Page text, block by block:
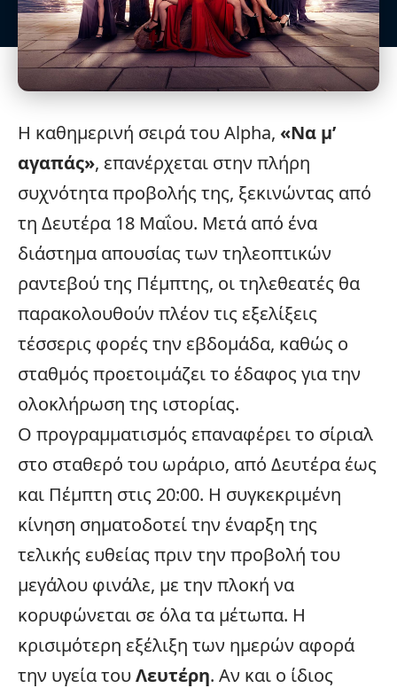
Η καθημερινή σειρά τουAlpha, «Να μ’
αγαπάς», επανέρχεται στην πλήρη
συχνότητα προβολής της, ξεκινώντας από
τη Δευτέρα 18 Μαΐου. Μετά από ένα
διάστημα απουσίας των τηλεοπτικών
ραντεβού της Πέμπτης, οι τηλεθεατές θα
παρακολουθούν πλέον τις εξελίξεις
τέσσερις φορές την εβδομάδα, καθώς ο
σταθμός προετοιμάζει το έδαφος για την
ολοκλήρωση της ιστορίας.
Ο προγραμματισμός επαναφέρει το σίριαλ
στο σταθερό του ωράριο, από Δευτέρα έως
και Πέμπτη στις 20:00. Η συγκεκριμένη
κίνηση σηματοδοτεί την έναρξη της
τελικής ευθείας πριν την προβολή του
μεγάλου φινάλε, με την πλοκή να
κορυφώνεται σε όλα τα μέτωπα. Η
κρισιμότερη εξέλιξη των ημερών αφορά
την υγεία τουΛευτέρη. Αν και ο ίδιος